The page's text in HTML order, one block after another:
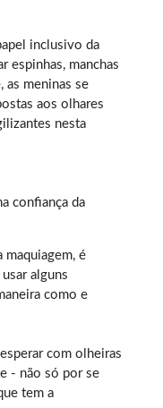
inclusivo da
espinhas, manchas
as meninas se
aos olhares
nesta
confiança da
maquiagem, é
alguns
como e
com olheiras
- não só por se
tem a